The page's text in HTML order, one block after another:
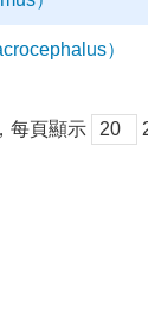
）
，每頁顯示